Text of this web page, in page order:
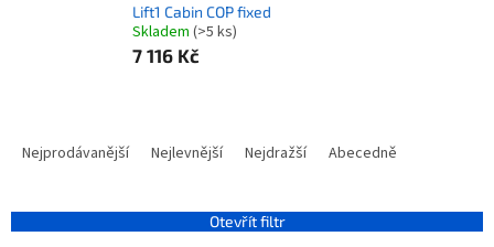
Lift1 Cabin COP fixed
Skladem (>5 ks)
7 116 Kč
Nejprodávanější Nejlevnější Nejdražší Abecedně
Otevřít filtr